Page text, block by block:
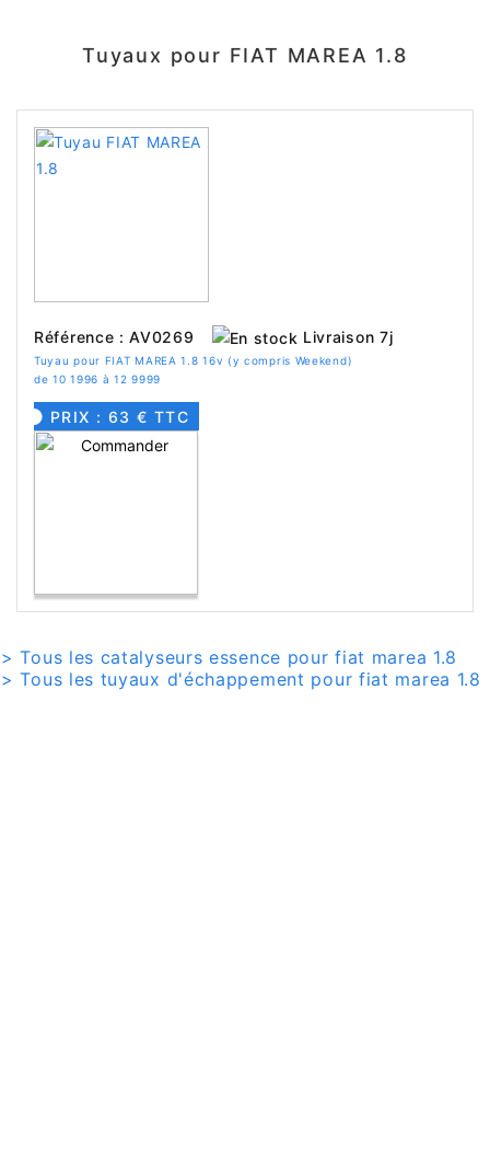
Tuyaux pour FIAT MAREA 1.8
Référence : AV0269 Livraison 7j
Tuyau pour FIAT MAREA 1.8 16v (y compris Weekend)
de 10 1996 à 12 9999
PRIX : 63 € TTC
> Tous les catalyseurs essence pour fiat marea 1.8
> Tous les tuyaux d'échappement pour fiat marea 1.8